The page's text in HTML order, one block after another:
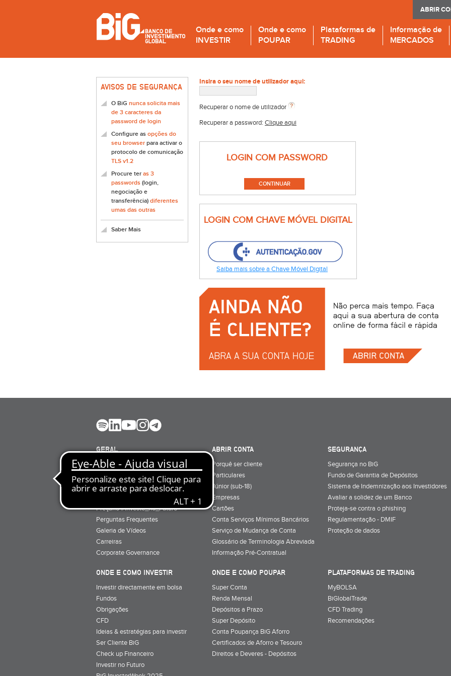
ABRIR
Onde e como
INVESTIR
Onde e como
POUPAR
Plataformas de
TRADING
Informação de
MERCADOS
AVISOS DE SEGURANÇA
O BiG nunca solicita mais
de 3 caracteres da
password de login
Configure as opções do
seu browser para activar o
protocolo de comunicação
TLS v1.2
Procure ter as 3
passwords (login,
negociação e
transferência) diferentes
umas das outras
Saber Mais
Insira o seu nome de utilizador aqui:
Recuperar o nome de utilizador
Recuperar a password: Clique aqui
LOGIN COM PASSWORD
LOGIN COM CHAVE MÓVEL DIGITAL
Saiba mais sobre a Chave Móvel Digital
GERAL
Quem Somos
Preçário
Minha conta
Preçário #Investe_no_Futuro
Perguntas Frequentes
Galeria de Vídeos
Carreiras
Corporate Governance
ABRIR CONTA
Porquê ser cliente
Particulares
Júnior (sub-18)
Empresas
Cartões
Conta Serviços Mínimos Bancários
Serviço de Mudança de Conta
Glossário de Terminologia Abreviada
Informação Pré-Contratual
SEGURANÇA
Segurança no BiG
Fundo de Garantia de Depósitos
Sistema de Indemnização aos Investidores
Avaliar a solidez de um Banco
Proteja-se contra o phishing
Regulamentação - DMIF
Proteção de dados
ONDE E COMO INVESTIR
Investir directamente em bolsa
Fundos
Obrigações
CFD
Ideias & estratégias para investir
Ser Cliente BiG
Check up Financeiro
Investir no Futuro
ONDE E COMO POUPAR
Super Conta
Renda Mensal
Depósitos a Prazo
Super Depósito
Conta Poupança BiG Aforro
Certificados de Aforro e Tesouro
Direitos e Deveres - Depósitos
PLATAFORMAS DE TRADING
MyBOLSA
BiGlobalTrade
CFD Trading
Recomendações